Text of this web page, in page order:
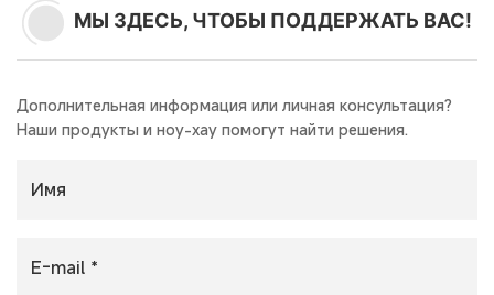
МЫ ЗДЕСЬ, ЧТОБЫ ПОДДЕРЖАТЬ ВАС!
Дополнительная информация или личная консультация?
Наши продукты и ноу-хау помогут найти решения.